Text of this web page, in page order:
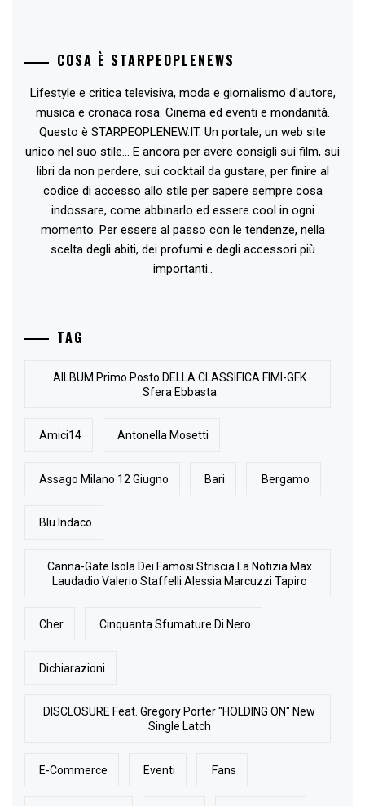
COSA È STARPEOPLENEWS
Lifestyle e critica televisiva, moda e giornalismo d'autore,
musica e cronaca rosa. Cinema ed eventi e mondanità.
Questo è STARPEOPLENEW.IT. Un portale, un web site
unico nel suo stile... E ancora per avere consigli sui film, sui
libri da non perdere, sui cocktail da gustare, per finire al
codice di accesso allo stile per sapere sempre cosa
indossare, come abbinarlo ed essere cool in ogni
momento. Per essere al passo con le tendenze, nella
scelta degli abiti, dei profumi e degli accessori più
importanti..
TAG
AlLBUM Primo Posto DELLA CLASSIFICA FIMI-GFK
Sfera Ebbasta
Amici14 Antonella Mosetti
Assago Milano 12 Giugno Bari Bergamo
Blu Indaco
Canna-Gate Isola Dei Famosi Striscia La Notizia Max
Laudadio Valerio Staffelli Alessia Marcuzzi Tapiro
Cher Cinquanta Sfumature Di Nero
Dichiarazioni
DISCLOSURE Feat. Gregory Porter "HOLDING ON" New
Single Latch
E-Commerce Eventi Fans